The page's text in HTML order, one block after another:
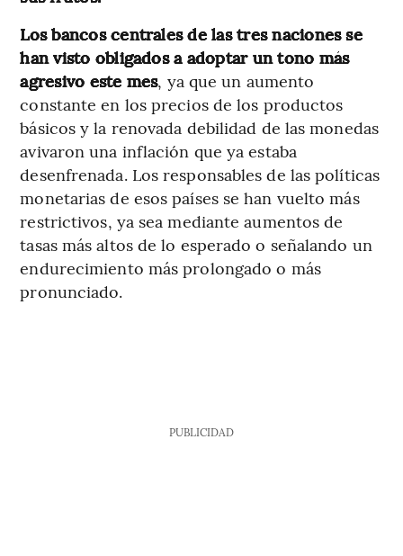
Los bancos centrales de las tres naciones se
han visto obligados a adoptar un tono más
agresivo este mes, ya que un aumento
constante en los precios de los productos
básicos y la renovada debilidad de las monedas
avivaron una inflación que ya estaba
desenfrenada. Los responsables de las políticas
monetarias de esos países se han vuelto más
restrictivos, ya sea mediante aumentos de
tasas más altos de lo esperado o señalando un
endurecimiento más prolongado o más
pronunciado.
PUBLICIDAD